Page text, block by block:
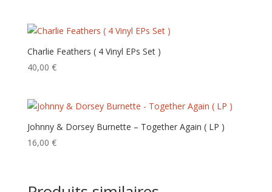
Charlie Feathers ( 4 Vinyl EPs Set )
40,00 €
Johnny & Dorsey Burnette – Together Again ‎( LP )
16,00 €